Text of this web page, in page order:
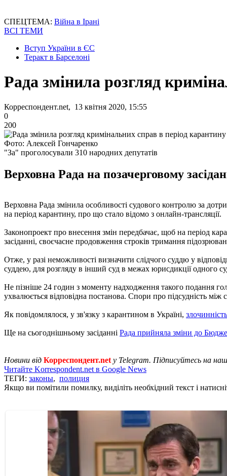
СПЕЦТЕМА: Війна в Ірані
ВСІ ТЕМИ
Вступ України в ЄС
Теракт в Барселоні
Рада змінила розгляд
Корреспондент.net, 13 квітня 2020, 15:55
0
200
Фото: Алексей Гончаренко
"За" проголосували 310 народних депутатів
Верховна Рада на позачерговому
Верховна Рада змінила особливості судового контролю за
на період карантину, про що стало відомо з онлайн-трансляції.
Законопроект про внесення змін передбачає, щоб на період
засіданні, своєчасне продовження строків тримання
Отже, у разі неможливості визначити слідчого суддю у
суддею, для розгляду в інший суд в межах юрисдикції одного
Не пізніше 24 годин з моменту надходження такого подання
ухвалюється відповідна постанова. Спори про підсудність
Як повідомлялося, у зв'язку з карантином в Україні,
Ще на сьогоднішньому засіданні Рада прийняла зміни до
Новини від Корреспондент.net у Telegram. Підписуйтесь на
Читайте Korrespondent.net в Google News
ТЕГИ: законы, полиция
Якщо ви помітили помилку, виділіть необхідний текст і